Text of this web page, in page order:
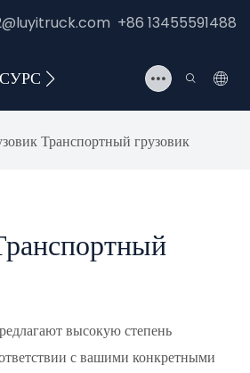
+86 13455591488
СВЯЖИТЕСЬ С НАМИ
Транспортный грузовик
высокую степень
с вашими конкретными